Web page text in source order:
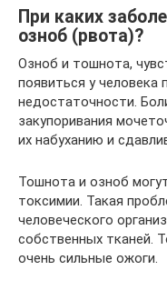
При каких
озноб (рвота)?
Озноб и тошнота,
появиться у человека
недостаточности.
закупоривания
их набуханию и
Тошнота и озноб
токсимии. Такая
человеческого
собственных тканей.
очень сильные ожоги.